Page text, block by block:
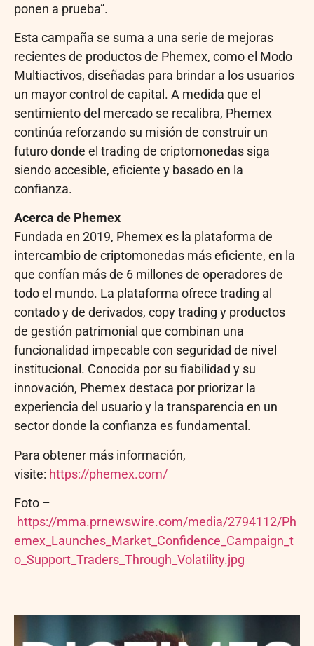
ponen a prueba”.
Esta campaña se suma a una serie de mejoras
recientes de productos de Phemex, como el Modo
Multiactivos, diseñadas para brindar a los usuarios
un mayor control de capital. A medida que el
sentimiento del mercado se recalibra, Phemex
continúa reforzando su misión de construir un
futuro donde el trading de criptomonedas siga
siendo accesible, eficiente y basado en la
confianza.
Acerca de Phemex
Fundada en 2019, Phemex es la plataforma de
intercambio de criptomonedas más eficiente, en la
que confían más de 6 millones de operadores de
todo el mundo. La plataforma ofrece trading al
contado y de derivados, copy trading y productos
de gestión patrimonial que combinan una
funcionalidad impecable con seguridad de nivel
institucional. Conocida por su fiabilidad y su
innovación, Phemex destaca por priorizar la
experiencia del usuario y la transparencia en un
sector donde la confianza es fundamental.
Para obtener más información,
visite: https://phemex.com/
Foto –
https://mma.prnewswire.com/media/2794112/Ph
emex_Launches_Market_Confidence_Campaign_t
o_Support_Traders_Through_Volatility.jpg